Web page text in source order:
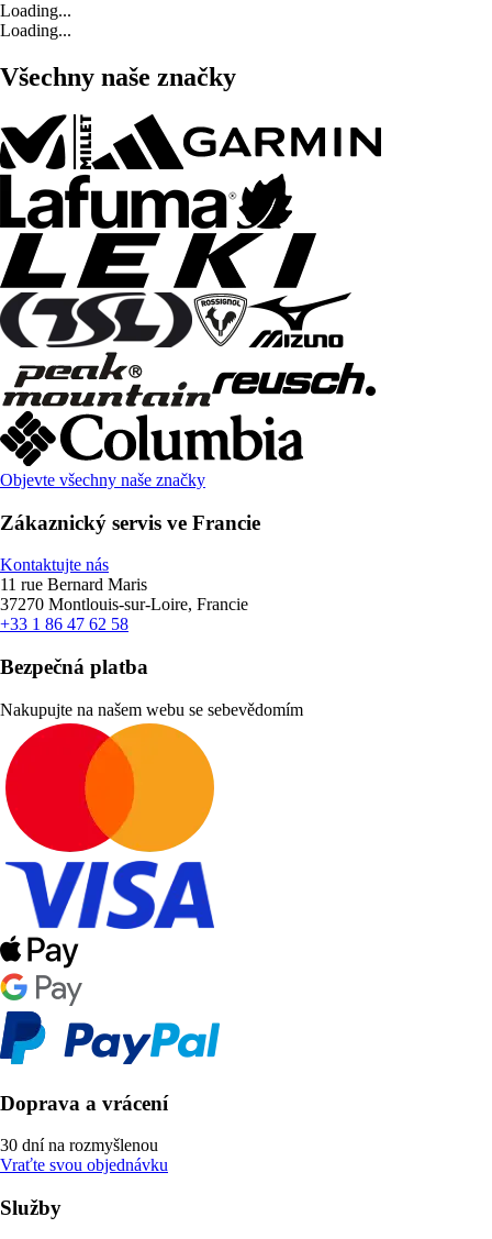
Loading...
Loading...
Všechny naše značky
Objevte všechny naše značky
Zákaznický servis ve Francie
Kontaktujte nás
11 rue Bernard Maris
37270 Montlouis-sur-Loire, Francie
+33 1 86 47 62 58
Bezpečná platba
Nakupujte na našem webu se sebevědomím
Doprava a vrácení
30 dní na rozmyšlenou
Vraťte svou objednávku
Služby